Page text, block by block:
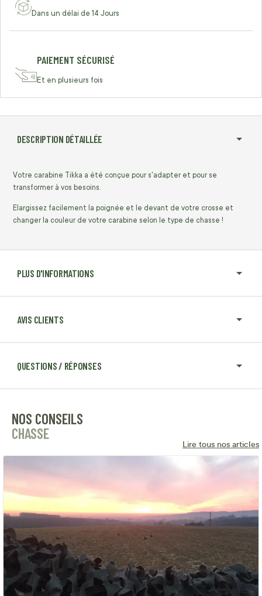
Dans un délai de 14 Jours
PAIEMENT SÉCURISÉ
Et en plusieurs fois
DESCRIPTION DÉTAILLÉE
PLUS D'INFORMATIONS
AVIS CLIENTS
QUESTIONS / RÉPONSES
Votre carabine Tikka a été conçue pour s'adapter et pour se
transformer à vos besoins.
Elargissez facilement la poignée et le devant de votre crosse et
changer la couleur de votre carabine selon le type de chasse !
NOS CONSEILS
CHASSE
Lire tous nos articles